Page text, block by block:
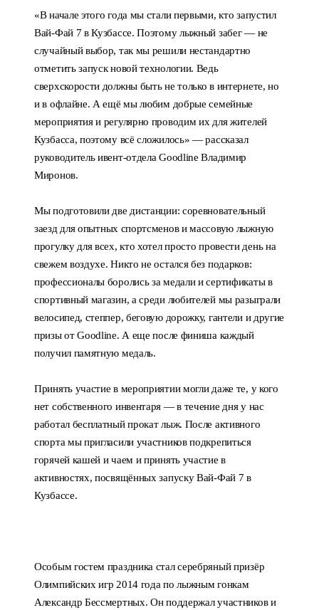
«В начале этого года мы стали первыми, кто запустил
Вай-Фай 7 в Кузбассе. Поэтому лыжный забег — не
случайный выбор, так мы решили нестандартно
отметить запуск новой технологии. Ведь
сверхскорости должны быть не только в интернете, но
и в офлайне. А ещё мы любим добрые семейные
мероприятия и регулярно проводим их для жителей
Кузбасса, поэтому всё сложилось» — рассказал
руководитель ивент-отдела Goodline Владимир
Миронов.
Мы подготовили две дистанции: соревновательный
заезд для опытных спортсменов и массовую лыжную
прогулку для всех, кто хотел просто провести день на
свежем воздухе. Никто не остался без подарков:
профессионалы боролись за медали и сертификаты в
спортивный магазин, а среди любителей мы разыграли
велосипед, степпер, беговую дорожку, гантели и другие
призы от Goodline. А еще после финиша каждый
получил памятную медаль.
Принять участие в мероприятии могли даже те, у кого
нет собственного инвентаря — в течение дня у нас
работал бесплатный прокат лыж. После активного
спорта мы пригласили участников подкрепиться
горячей кашей и чаем и принять участие в
активностях, посвящённых запуску Вай-Фай 7 в
Кузбассе.
Особым гостем праздника стал серебряный призёр
Олимпийских игр 2014 года по лыжным гонкам
Александр Бессмертных. Он поддержал участников и